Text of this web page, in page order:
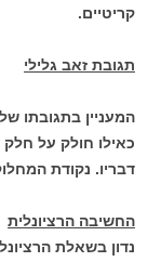
קריטיים.
תגובת זאב גלילי
המעניין בתגובתו
כאילו חולק על
דבריו. נקודת
החשיבה הרציונלית
נדון בשאלת